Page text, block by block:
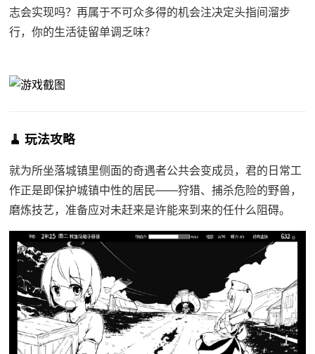
志会实现吗？再属于不可众多得的机会注决定头指间溜步
行，你的生活徒留单调乏味？
🧹 玩法攻略
就为所坐落城镇里侧面的奇遇者公共会变成员，君的日常工
作正是即保护城镇中性的居民——狩猎、捕杀危险的野兽，
磨炼技艺，准备应对未赶来是许能来到来的任什么阻碍。